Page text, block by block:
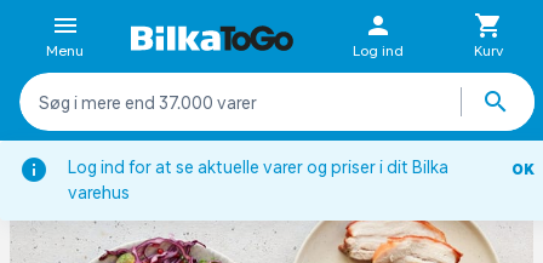
Log ind for at se aktuelle varer og priser i dit Bilka
varehus
OK
Menu Log ind Kurv
Aftensmad Dansk inspirerede retter Flæskesteg